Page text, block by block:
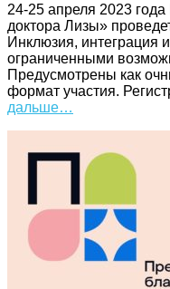
24-25 апреля 2023
доктора Лизы»
Инклюзия, интеграция
ограниченными
Предусмотрены как
формат участия.
дальше…